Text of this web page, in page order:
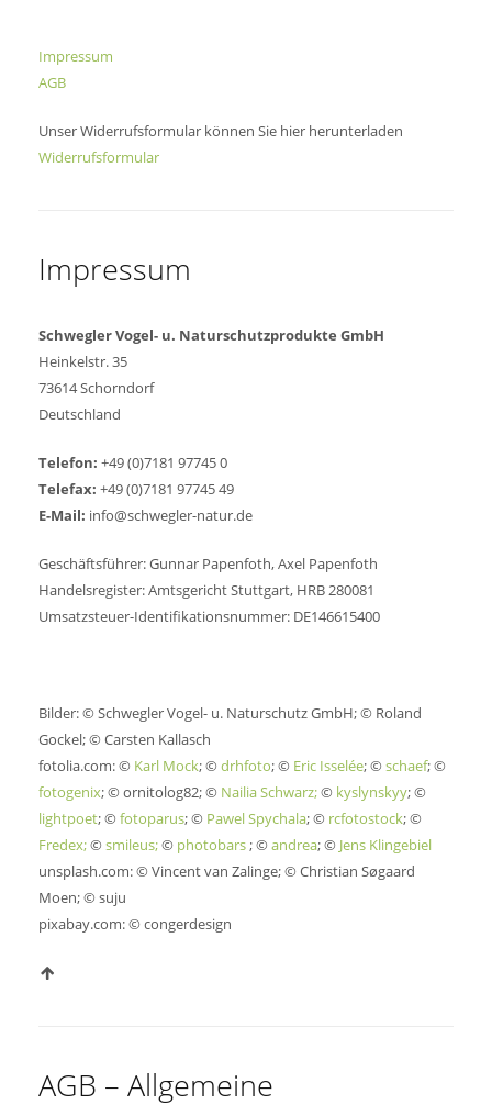
Impressum
AGB
Unser Widerrufsformular können Sie hier herunterladen
Widerrufsformular
Impressum
Schwegler Vogel- u. Naturschutzprodukte GmbH
Heinkelstr. 35
73614 Schorndorf
Deutschland
Telefon: +49 (0)7181 97745 0
Telefax: +49 (0)7181 97745 49
E-Mail: info@schwegler-natur.de
Geschäftsführer: Gunnar Papenfoth, Axel Papenfoth
Handelsregister: Amtsgericht Stuttgart, HRB 280081
Umsatzsteuer-Identifikationsnummer: DE146615400
Bilder: © Schwegler Vogel- u. Naturschutz GmbH; © Roland
Gockel; © Carsten Kallasch
fotolia.com: © Karl Mock; ©drhfoto; © Eric Isselée; ©schaef; ©
fotogenix; © ornitolog82; © Nailia Schwarz;© kyslynskyy; ©
lightpoet; ©fotoparus; © Pawel Spychala; © rcfotostock; ©
Fredex;©smileus;© photobars; ©andrea; © Jens Klingebiel
unsplash.com: © Vincent van Zalinge; © Christian Søgaard
Moen; © suju
pixabay.com: © congerdesign
AGB – Allgemeine